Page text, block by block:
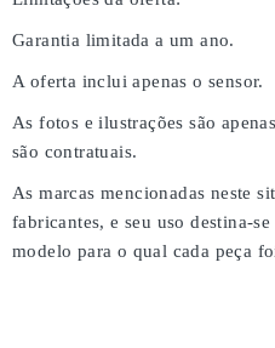
Garantia limitada a um ano.
A oferta inclui apenas o sensor.
As fotos e ilustrações são
são contratuais.
As marcas mencionadas neste
fabricantes, e seu uso destina-
modelo para o qual cada peça